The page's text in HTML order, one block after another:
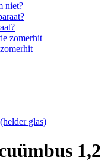
niet?
glas)
1,2